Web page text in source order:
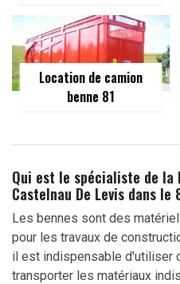
Location de camion
benne 81
Qui est le spécialiste de la
Castelnau De Levis dans le
Les bennes sont des
pour les travaux de
il est indispensable d'utiliser
transporter les matériaux